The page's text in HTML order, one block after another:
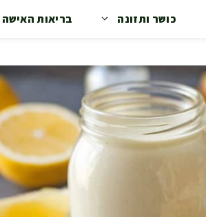
כושר ותזונה בריאות האישה